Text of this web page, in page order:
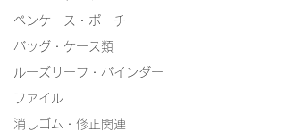
ペンケース・ポーチ
バッグ・ケース類
ルーズリーフ・バインダー
ファイル
消しゴム・修正関連